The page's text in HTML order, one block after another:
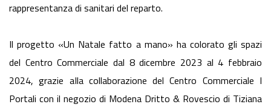
rappresentanza di sanitari del reparto.
Il progetto «Un Natale fatto a mano» ha colorato gli spazi
del Centro Commerciale dal 8 dicembre 2023 al 4 febbraio
2024, grazie aIla collaborazione del Centro Commerciale I
Portali con il negozio di Modena Dritto & Rovescio di Tiziana